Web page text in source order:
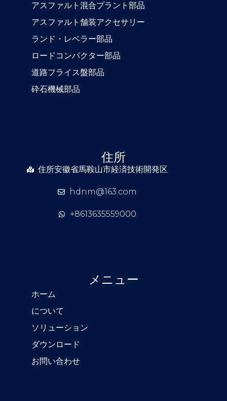
アスファルト混合プラント部品
アスファルト舗装アクセサリー
ランド・レベラー部品
ロードコンパクター部品
道路フライス盤部品
砕石機械部品
住所
住所安徽省馬鞍山市経済技術開発区
hdnm@163.com
+8613635559000
メニュー
ホーム
について
ソリューション
ダウンロード
お問い合わせ